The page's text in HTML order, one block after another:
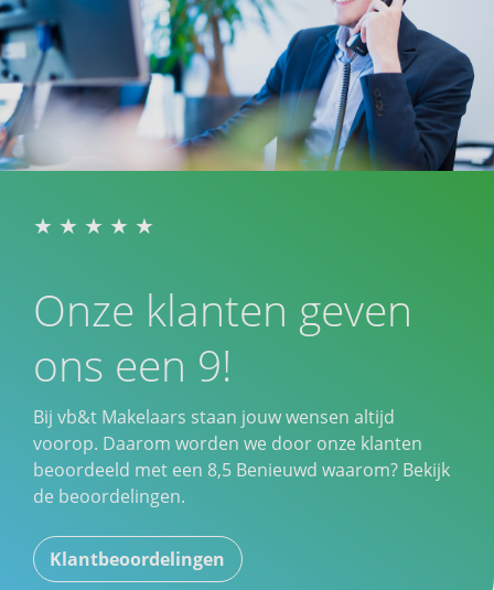
Onze klanten geven
ons een 9!
Bij vb&t Makelaars staan jouw wensen altijd
voorop. Daarom worden we door onze klanten
beoordeeld met een 8,5 Benieuwd waarom? Bekijk
de beoordelingen.
Klantbeoordelingen